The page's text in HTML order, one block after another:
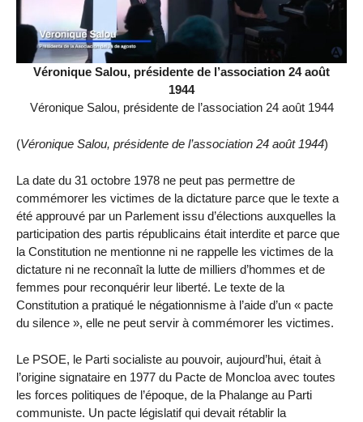
Véronique Salou, présidente de l’association 24 août
1944
Véronique Salou, présidente de l’association 24 août 1944
(Véronique Salou, présidente de l’association 24 août 1944)
La date du 31 octobre 1978 ne peut pas permettre de
commémorer les victimes de la dictature parce que le texte a
été approuvé par un Parlement issu d’élections auxquelles la
participation des partis républicains était interdite et parce que
la Constitution ne mentionne ni ne rappelle les victimes de la
dictature ni ne reconnaît la lutte de milliers d’hommes et de
femmes pour reconquérir leur liberté. Le texte de la
Constitution a pratiqué le négationnisme à l’aide d’un « pacte
du silence », elle ne peut servir à commémorer les victimes.
Le PSOE, le Parti socialiste au pouvoir, aujourd’hui, était à
l’origine signataire en 1977 du Pacte de Moncloa avec toutes
les forces politiques de l’époque, de la Phalange au Parti
communiste. Un pacte législatif qui devait rétablir la